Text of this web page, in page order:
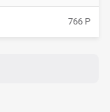
766 P